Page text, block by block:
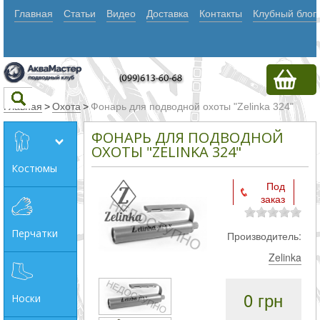
Главная Статьи Видео Доставка Контакты Клубный блог
Текст
Искать
Любое из
слов
слова
Точное
Главная >Охота > Фонарь для подводной охоты "Zelinka 324"
Костюмы
Перчатки
Носки
ФОНАРЬ ДЛЯ ПОДВОДНОЙ
ОХОТЫ "ZELINKA 324"
Под
заказ
Производитель:
Zelinka
0 грн